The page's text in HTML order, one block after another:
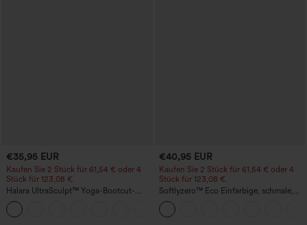
€35,95 EUR
Kaufen Sie 2 Stück für 61,54 € oder 4
Stück für 123,08 €.
Halara UltraSculpt™ Yoga-Bootcut-
Leggings mit hoher Taille,
bauchformender Unterstützung und
Tasche
€40,95 EUR
Kaufen Sie 2 Stück für 61,54 € oder 4
Stück für 123,08 €.
Softlyzero™ Eco Einfarbige, schmale,
hoch taillierte Wanderhose mit
mehreren Taschen